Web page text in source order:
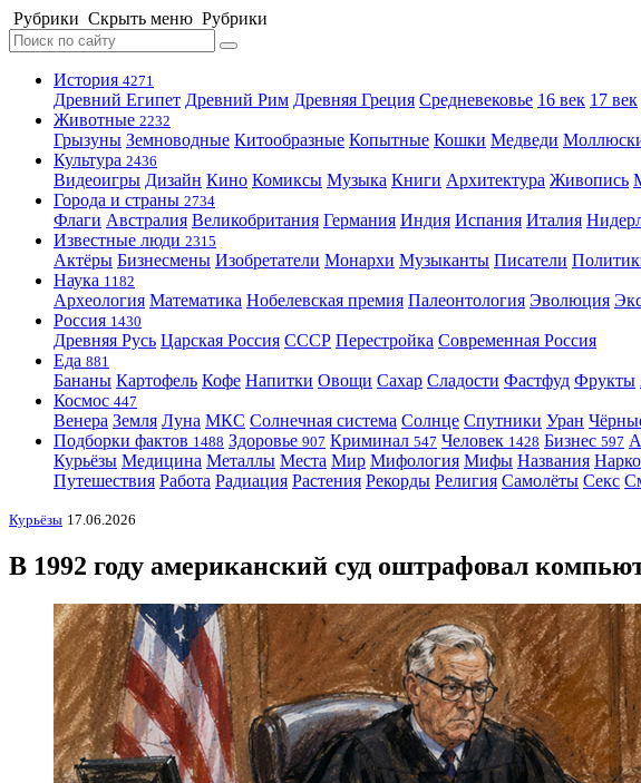
Рубрики Скрыть меню Рубрики
История 4271
Древний Египет Древний Рим Древняя Греция Средневековье 16 век 17 век
Животные 2232
Грызуны Земноводные Китообразные Копытные Кошки Медведи
Культура 2436
Видеоигры Дизайн Кино Комиксы Музыка Книги Архитектура Живопись
Города и страны 2734
Флаги Австралия Великобритания Германия Индия Испания Италия
Известные люди 2315
Актёры Бизнесмены Изобретатели Монархи Музыканты Писатели
Наука 1182
Археология Математика Нобелевская премия Палеонтология Эволюция
Россия 1430
Древняя Русь Царская Россия СССР Перестройка Современная Россия
Еда 881
Бананы Картофель Кофе Напитки Овощи Сахар Сладости Фастфуд Фрукты
Космос 447
Венера Земля Луна МКС Солнечная система Солнце Спутники Уран
Подборки фактов 1488 Здоровье 907 Криминал 547 Человек 1428 Бизнес 597
Курьёзы Медицина Металлы Места Мир Мифология Мифы Названия
Путешествия Работа Радиация Растения Рекорды Религия Самолёты Секс
Курьёзы 17.06.2026
В 1992 году американский суд оштрафовал